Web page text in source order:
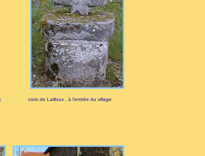
croix de Lailloux , à l'entrée du village